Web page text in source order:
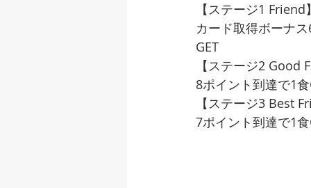
【ステージ1 Friend】
カード取得ボーナ
GET
【ステージ2 Good
8ポイント到達で1食
【ステージ3 Best
7ポイント到達で1食